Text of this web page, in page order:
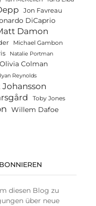
Jon Favreau
DiCaprio
Damon
Michael Gambon
Natalie Portman
Olivia Colman
Reynolds
Toby Jones
Willem Dafoe
diesen Blog zu
über neue